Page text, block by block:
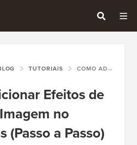
TUTORIAIS COMO ADICIONAR EFEITOS DE HOVER DE IMAGEM NO WORDPRESS (PASSO A PASSO)
Efeitos de
no
(Passo a Passo)